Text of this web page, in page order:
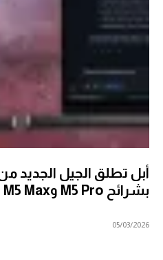
بشرائح M5 Pro وM5 Max
05/03/2026